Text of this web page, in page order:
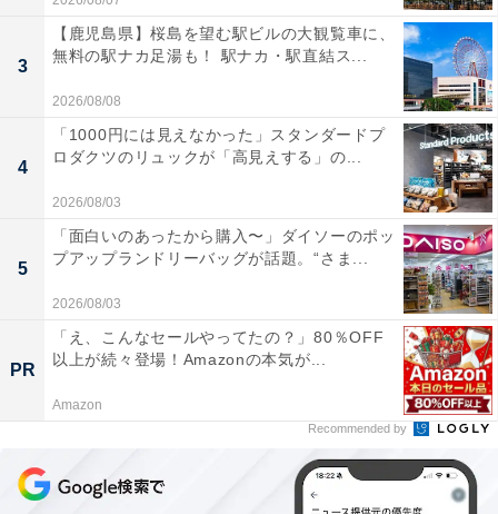
3
【鹿児島県】桜島を望む駅ビルの大観覧車に、
無料の駅ナカ足湯も！ 駅ナカ・駅直結ス...
2026/08/08
4
「1000円には見えなかった」スタンダードプ
ロダクツのリュックが「高見えする」の...
2026/08/03
5
「面白いのあったから購入〜」ダイソーのポッ
プアップランドリーバッグが話題。“さま...
2026/08/03
PR
「え、こんなセールやってたの？」80％OFF
以上が続々登場！Amazonの本気が...
Amazon
Recommended by